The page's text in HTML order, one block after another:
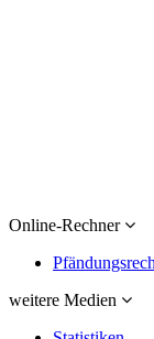
Online-Rechner
weitere Medien